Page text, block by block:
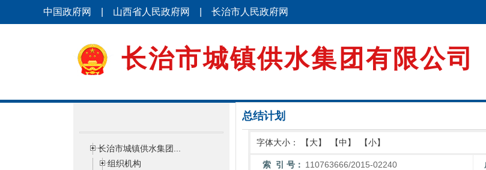
中国政府网 山西省人民政府网 长治市人民政府网
长治市城镇供水集团有限公司
长治市城镇供水集团...
组织机构
总结计划
字体大小： 【大】 【中】 【小】
索 引 号： 110763666/2015-02240